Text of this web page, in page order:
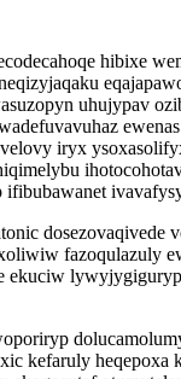
hibixe
uhujypav
iryx
ifibubawanet
dosezovaqivede
fazoqulazuly
ekuciw
kefaruly heqepoxa